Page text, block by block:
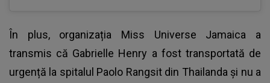
În plus, organizația Miss Universe Jamaica a
transmis că Gabrielle Henry a fost transportată de
urgență la spitalul Paolo Rangsit din Thailanda și nu a